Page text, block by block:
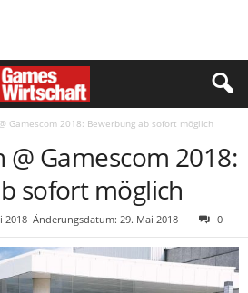
Gamescom 2018: Bewerbung ab sofort möglich
@ Gamescom 2018:
sofort möglich
2018 Änderungsdatum: 29. Mai 2018 0